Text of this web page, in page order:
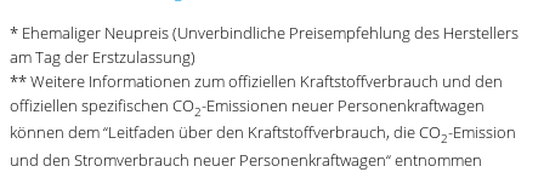
* Ehemaliger Neupreis (Unverbindliche Preisempfehlung des Herstellers
am Tag der Erstzulassung)
** Weitere Informationen zum offiziellen Kraftstoffverbrauch und den
offiziellen spezifischen CO2-Emissionen neuer Personenkraftwagen
können dem “Leitfaden über den Kraftstoffverbrauch, die CO2-Emission
und den Stromverbrauch neuer Personenkraftwagen“ entnommen